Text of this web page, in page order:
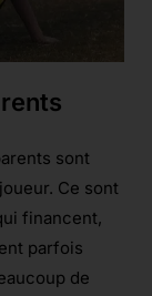
sont
Ce sont
financent,
parfois
de